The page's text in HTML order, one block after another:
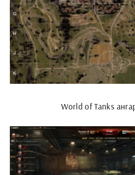
World of Tanks